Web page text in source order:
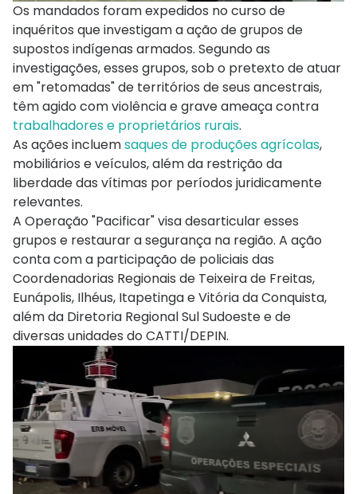
Os mandados foram expedidos no curso de
inquéritos que investigam a ação de grupos de
supostos indígenas armados. Segundo as
investigações, esses grupos, sob o pretexto de atuar
em "retomadas" de territórios de seus ancestrais,
têm agido com violência e grave ameaça contra
trabalhadores e proprietários rurais.
As ações incluemsaques de produções agrícolas,
mobiliários e veículos, além da restrição da
liberdade das vítimas por períodos juridicamente
relevantes.
A Operação "Pacificar" visa desarticular esses
grupos e restaurar a segurança na região. A ação
conta com a participação de policiais das
Coordenadorias Regionais de Teixeira de Freitas,
Eunápolis, Ilhéus, Itapetinga e Vitória da Conquista,
além da Diretoria Regional Sul Sudoeste e de
diversas unidades do CATTI/DEPIN.